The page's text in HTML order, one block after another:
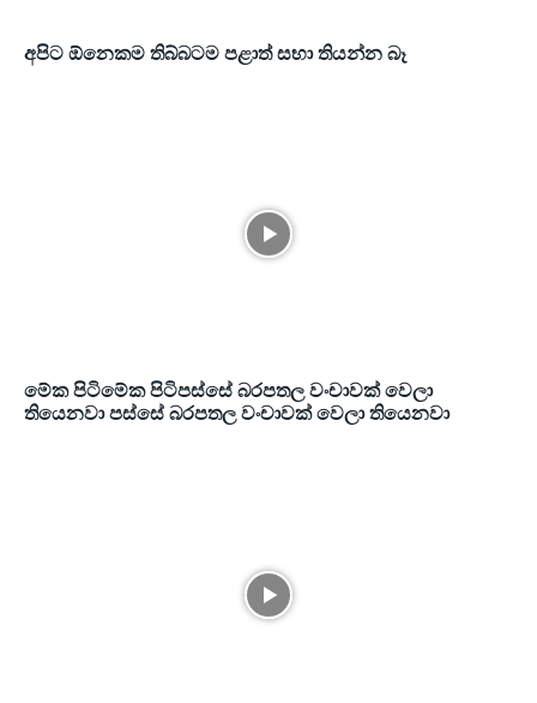
අපිට ඕනෙකම තිබ්බටම පළාත් සභා තියන්න බෑ
මේක පිටිමේක පිටිපස්සේ බරපතල වංචාවක් වෙලා
තියෙනවා පස්සේ බරපතල වංචාවක් වෙලා තියෙනවා